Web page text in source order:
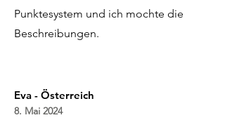
Punktesystem und ich mochte die
Beschreibungen.
Eva - Österreich
8. Mai 2024